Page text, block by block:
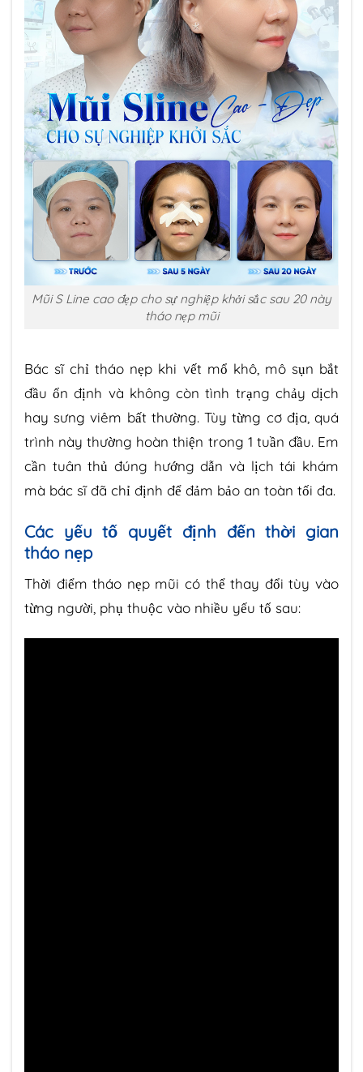
Mũi S Line cao đẹp cho sự nghiệp khởi sắc sau 20 này
tháo nẹp mũi
Bác sĩ chỉ tháo nẹp khi vết mổ khô, mô sụn bắt
đầu ổn định và không còn tình trạng chảy dịch
hay sưng viêm bất thường. Tùy từng cơ địa, quá
trình này thường hoàn thiện trong 1 tuần đầu. Em
cần tuân thủ đúng hướng dẫn và lịch tái khám
mà bác sĩ đã chỉ định để đảm bảo an toàn tối đa.
Các yếu tố quyết định đến thời gian
tháo nẹp
Thời điểm tháo nẹp mũi có thể thay đổi tùy vào
từng người, phụ thuộc vào nhiều yếu tố sau: